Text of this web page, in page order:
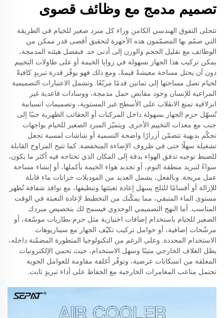
تصميم مدمج مع وظائف قصوى
تتجلى التفوق الهندسي الكامن وراء كل مبرد صغير للخيام في الطريقة
التي صمّم بها المصمّمون هذه الأجهزة لتحقيق أقصى قدر ممكن من
الوظائف مع تقليل الحجم والوزن إلى أدنى حد. فبفضل هيئته المدمجة،
يمكن تركيب هذا الجهاز بسهولة في زوايا الخيمة أو على طاولات التخييم
دون أن يحتل مساحة معيشةً قيمةً، ومع ذلك فهو يوفّر قدرة تبريدٍ كافيةً
لخيام تصل مساحتها إلى ثمانين قدمًا مربّعًا. وتشمل الاعتبارات التصميمية
المراعية للإنسان وجود مقابض حمل مدمجة، ووسادات قاعدية غير
انزلاقية تمنع الانقلاب على الأسطح غير المستوية، وتصميمات انسيابية
تُسهّل حزم الجهاز بسهولة داخل المركبات أو الحقائب الظهرية جنبًا إلى
جنب مع معدات التخييم الأخرى. ويتميّز المبرد الصغير للخيام بواجهات
تحكّم بديهية تتضمّن أزرارًا واضحة التسمية أو شاشات لمسية تجعل
تشغيله سهلًا حتى في ظروف الإضاءة المنخفضة. كما تتيح المراوح القابلة
للضبط توجيه تدفق الهواء بدقة إلى المكان الذي تحتاجه فيه أكثر ما يكون،
سواءً لتبريد منطقة النوم، أو تجديد هواء الخيمة بأكملها، أو إنشاء مساحة
عمل مريحة. وبالفعل، يشمل العديد من الموديلات خزانات ماء قابلة
للإزالة أو أقسامًا للثلج يسهل إعادة تعبئتها وتنظيفها، مع نوافذ شفافة تُظهر
مستوى الماء المتبقي، مما يمكّنك من التخطيط لإعادة التعبئة في الوقت
المناسب. أما النهج التصميمي الوحدوي فيسمح لك بتخصيص مبردك
الصغير للخيام باستخدام إضافات اختيارية مثل حزم بطاريات موسّعة، أو
مرشّحات إضافية، أو حوامل تركيب تكيّف الجهاز مع سيناريوهات
الاستخدام المحددة. وعلى الرغم من التكنولوجيا المتطورة المضمّنة داخله،
يظل الغلاف الخارجي متينًا وسهل الاستخدام، حيث تحمي الإلكترونيات
المغلقة من انسكابات عرضية، وتوفّر أغلفة مقاومة للعوامل الجوية
تحتمل متاعب المغامرات الخارجية مع الحفاظ على أداء تبريدٍ ثابت.